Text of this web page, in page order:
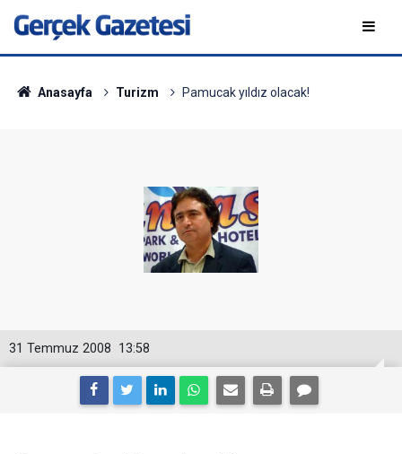
Anasayfa Turizm Pamucak yıldız olacak!
13:58
31 Temmuz 2008